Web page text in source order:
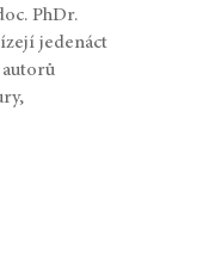
PhDr.
jedenáct